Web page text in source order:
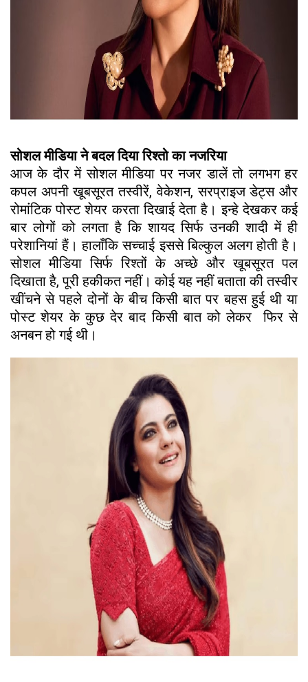
सोशल मीडिया ने बदल दिया रिश्तो का नजरिया
आज के दौर में सोशल मीडिया पर नजर डालें तो लगभग हर
कपल अपनी खूबसूरत तस्वीरें, वेकेशन, सरप्राइज डेट्स और
रोमांटिक पोस्ट शेयर करता दिखाई देता है। इन्हे देखकर कई
बार लोगों को लगता है कि शायद सिर्फ उनकी शादी में ही
परेशानियां हैं। हालाँकि सच्चाई इससे बिल्कुल अलग होती है।
सोशल मीडिया सिर्फ रिश्तों के अच्छे और खूबसूरत पल
दिखाता है, पूरी हकीकत नहीं। कोई यह नहीं बताता की तस्वीर
खींचने से पहले दोनों के बीच किसी बात पर बहस हुई थी या
पोस्ट शेयर के कुछ देर बाद किसी बात को लेकर फिर से
अनबन हो गई थी।